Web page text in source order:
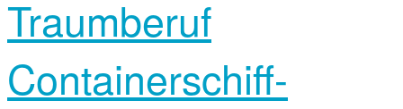
Traumberuf
Containerschiff-